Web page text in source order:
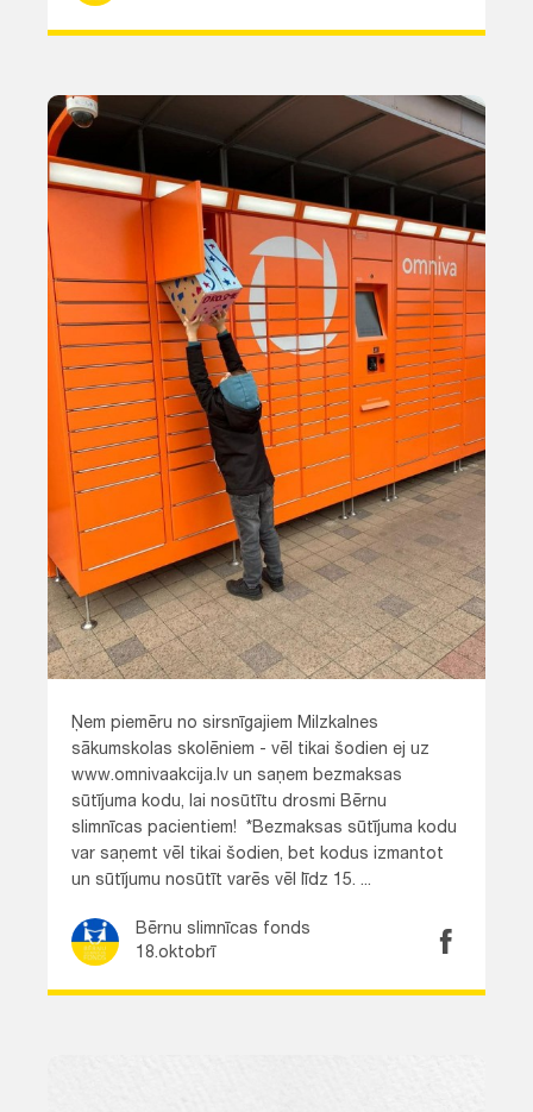
Ņem piemēru no sirsnīgajiem Milzkalnes
sākumskolas skolēniem - vēl tikai šodien ej uz
www.omnivaakcija.lv un saņem bezmaksas
sūtījuma kodu, lai nosūtītu drosmi Bērnu
slimnīcas pacientiem! ️ *Bezmaksas sūtījuma kodu
var saņemt vēl tikai šodien, bet kodus izmantot
un sūtījumu nosūtīt varēs vēl līdz 15. ...
Bērnu slimnīcas fonds
18.oktobrī